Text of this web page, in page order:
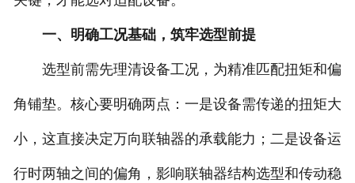
一、明确工况基础，筑牢选型前提
选型前需先理清设备工况，为精准匹配扭矩和偏
角铺垫。核心要明确两点：一是设备需传递的扭矩大
小，这直接决定万向联轴器的承载能力；二是设备运
行时两轴之间的偏角，影响联轴器结构选型和传动稳